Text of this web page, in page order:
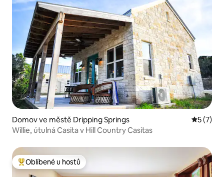
Domov ve městě Dripping Springs
5 (7)
Willie, útulná Casita v Hill Country Casitas
Nejlepší v kategorii Oblíbené u hostů
Oblíbené u hostů